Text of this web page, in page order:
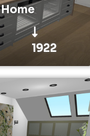
1922